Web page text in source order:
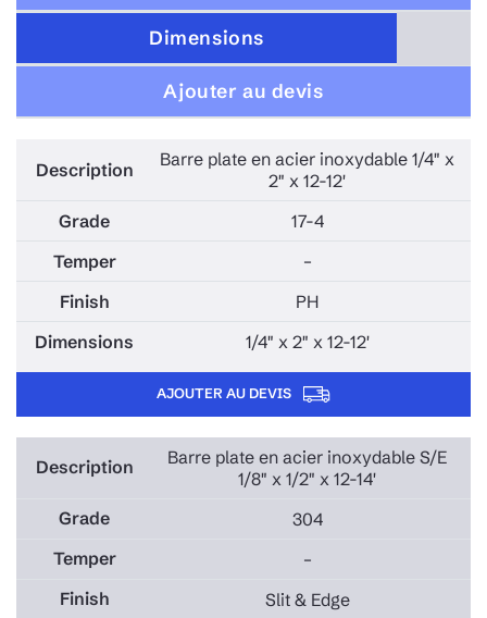
Dimensions
Ajouter au devis
Barre plate en acier inoxydable 1/4" x
2" x 12-12'
17-4
–
PH
1/4" x 2" x 12-12'
AJOUTER AU DEVIS
Barre plate en acier inoxydable S/E
1/8" x 1/2" x 12-14'
304
–
Slit & Edge